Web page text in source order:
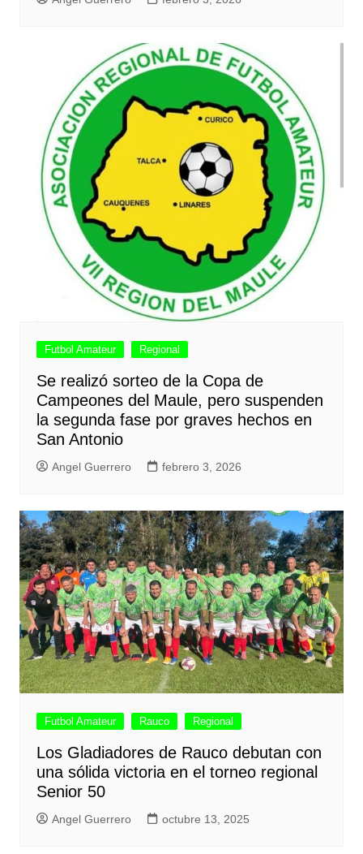
Futbol Amateur Regional
Se realizó sorteo de la Copa de
Campeones del Maule, pero suspenden
la segunda fase por graves hechos en
San Antonio
Angel Guerrero febrero 3, 2026
Futbol Amateur Rauco Regional
Los Gladiadores de Rauco debutan con
una sólida victoria en el torneo regional
Senior 50
Angel Guerrero octubre 13, 2025